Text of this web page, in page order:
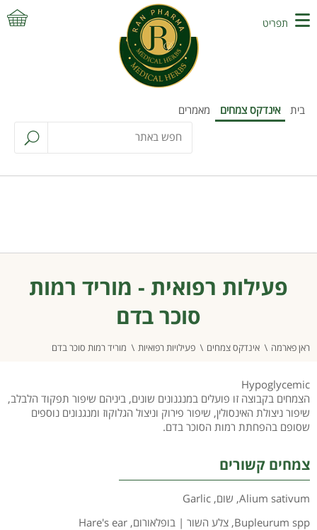
בית אינדקס צמחים מאמרים
תפריט
פעילות רפואית - מוריד רמות
סוכר בדם
ראן פארמה אינדקס צמחים פעילויות רפואיות מוריד רמות סוכר בדם
Hypoglycemic
הצמחים בקבוצה זו פועלים במנגנונים שונים, ביניהם שיפור תפקוד הלבלב,
שיפור ניצולת האינסולין, שיפור פירוק וניצול הגלוקוז ומנגנונים נוספים
שסופם בהפחתת רמות הסוכר בדם.
צמחים קשורים
Alium sativum
, שום,
Garlic
Bupleurum spp
, צלע השור | בופלאורום,
Hare's ear